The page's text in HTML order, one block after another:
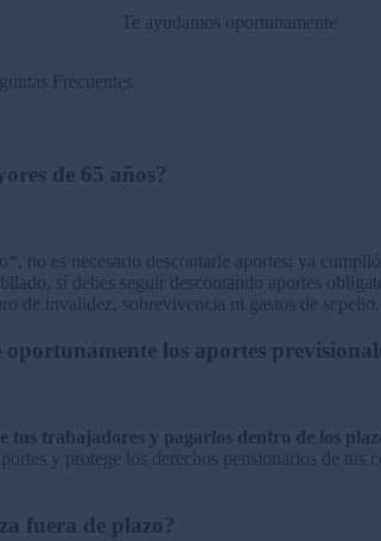
Te ayudamos oportunamente
Frecuentes
de 65 años?
no es necesario descontarle aportes: ya
sí debes seguir descontando aportes
de invalidez, sobrevivencia ni gastos de sepelio.
los aportes
tus trabajadores y pagarlos dentro de los
y protege los derechos pensionarios de tus
fuera de plazo?